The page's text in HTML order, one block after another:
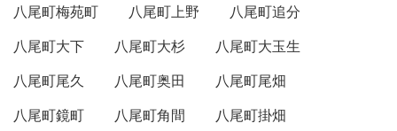
八尾町梅苑町
八尾町上野
八尾町追分
八尾町大下
八尾町大杉
八尾町大玉生
八尾町尾久
八尾町奥田
八尾町尾畑
八尾町鏡町
八尾町角間
八尾町掛畑